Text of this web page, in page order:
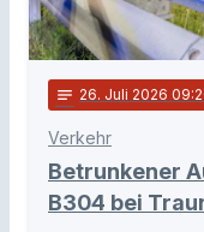
notes 26. Juli 2026
Verkehr
Betrunkener
B304 bei